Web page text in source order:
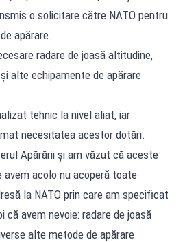
o solicitare către NATO pentru
apărare.
radare de joasă altitudine,
alte echipamente de apărare
tehnic la nivel aliat, iar
necesitatea acestor dotări.
Apărării și am văzut că aceste
acolo nu acoperă toate
la NATO prin care am specificat
că avem nevoie: radare de joasă
alte metode de apărare